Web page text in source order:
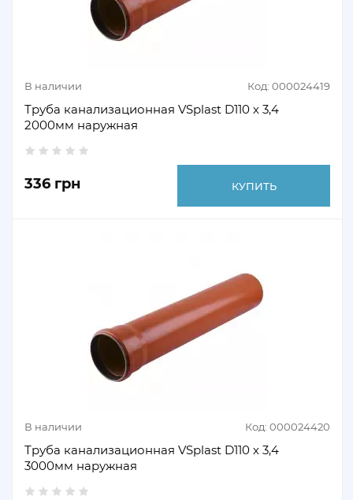
В наличии Код: 000024419
Труба канализационная VSplast D110 х 3,4
2000мм наружная
336 грн КУПИТЬ
В наличии Код: 000024420
Труба канализационная VSplast D110 х 3,4
3000мм наружная